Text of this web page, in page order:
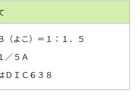
（よこ）＝１：１．５
／５Ａ
ＤＩＣ６３８